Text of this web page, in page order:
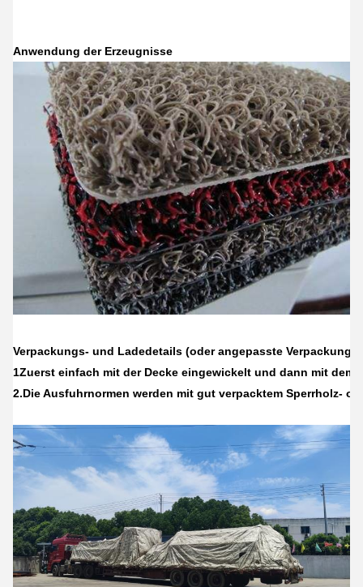
Anwendung der Erzeugnisse
Verpackungs- und Ladedetails (oder angepasste
1Zuerst einfach mit der Decke eingewickelt und dann mit dem
2.Die Ausfuhrnormen werden mit gut verpacktem Sperrholz-